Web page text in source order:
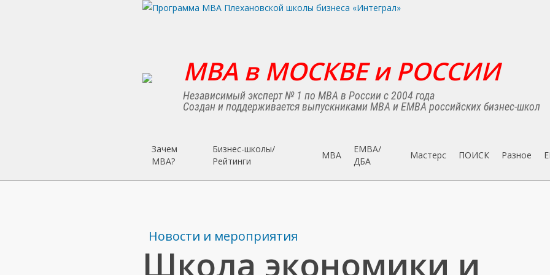
MBA в МОСКВЕ и РОССИИ
Независимый эксперт № 1 по MBA в России с 2004 года
Создан и поддерживается выпускниками MBA и EMBA российских бизнес-школ
Зачем
MBA?
Бизнес-школы/
Рейтинги
MBA
EMBA/
ДБA
Мастерс ПОИСК Разное
Новости и мероприятия
Школа экономики и